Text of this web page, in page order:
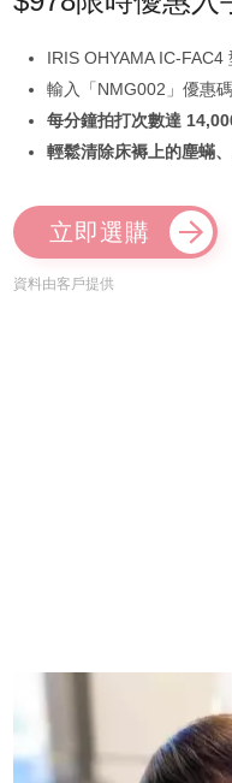
IRIS OHYAMA IC-FAC4
輸入「NMG002」優惠
每分鐘拍打次數達
輕鬆清除床褥上的塵蟎
立即選購
資料由客戶提供